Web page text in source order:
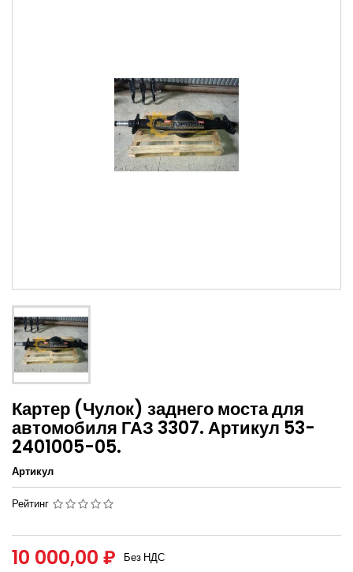
Картер (Чулок) заднего моста для
автомобиля ГАЗ 3307. Артикул 53-
2401005-05.
Артикул
Рейтинг
10 000,00 ₽ Без НДС